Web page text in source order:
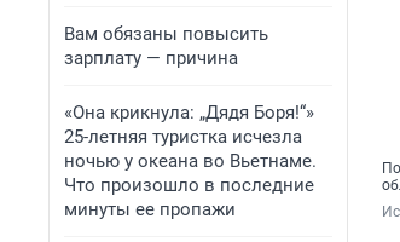
Вам обязаны повысить
зарплату — причина
«Она крикнула: „Дядя Боря!“»
25-летняя туристка исчезла
ночью у океана во Вьетнаме.
Что произошло в последние
минуты ее пропажи